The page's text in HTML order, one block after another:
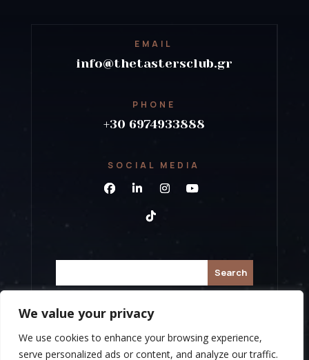
We value your privacy
We use cookies to enhance your browsing experience,
serve personalized ads or content, and analyze our traffic.
EMAIL
info@thetastersclub.gr
PHONE
+30 6974933888
SOCIAL MEDIA
Copyright 2026 © The Tasters Club |
Created by Propaganda